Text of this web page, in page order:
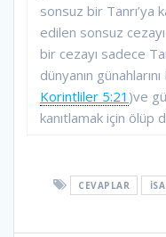
sonsuz bir Tanrı’ya
edilen sonsuz
bir cezayı sadece
dünyanın
Korintliler 5:21 )ve
kanıtlamak için ölüp
CEVAPLAR